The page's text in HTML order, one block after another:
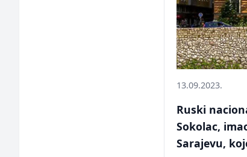
13.09.2023.
Ruski
Sokolac,
Sarajevu,